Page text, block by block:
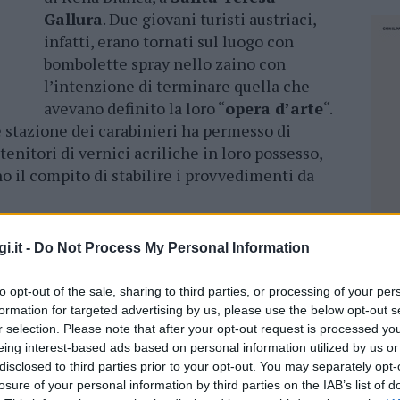
- Do Not Process My Personal Information
opt-out of the sale, sharing to third parties, or processing of your
for targeted advertising by us, please use the below opt-out
selection. Please note that after your opt-out request is processed
interest-based ads based on personal information utilized by us
to third parties prior to your opt-out. You may separately
of your personal information by third parties on the IAB’s list of
Gallura. Due giovani turisti austriaci,
infatti, erano tornati sul luogo con
bombolette spray nello zaino con
l’intenzione di terminare quella che
avevano definito la loro “opera d’arte“.
dei carabinieri ha permesso di
di vernici acriliche in loro possesso,
il compito di stabilire i provvedimenti da
dai vandali nella spiaggia di Rena
, i due giovani sarebbero responsabili dello
stesse rocce, imbrattate con disegni
vincolo paesaggistico, dovrà essere ripulita
le tracce dell’atto vandalico su una